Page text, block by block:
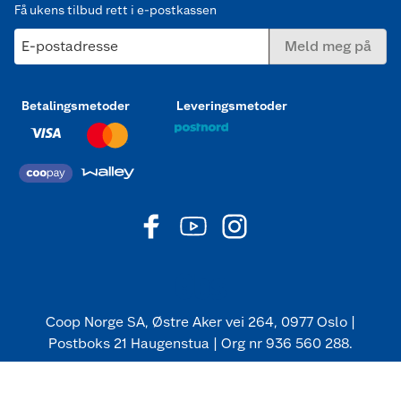
Få ukens tilbud rett i e-postkassen
E-postadresse Meld meg på
Betalingsmetoder Leveringsmetoder
Coop Norge SA, Østre Aker vei 264, 0977 Oslo |
Postboks 21 Haugenstua | Org nr 936 560 288.